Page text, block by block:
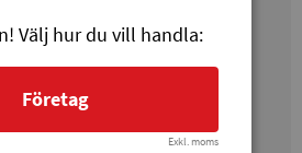
Välj hur du vill handla:
Företag
Exkl. moms